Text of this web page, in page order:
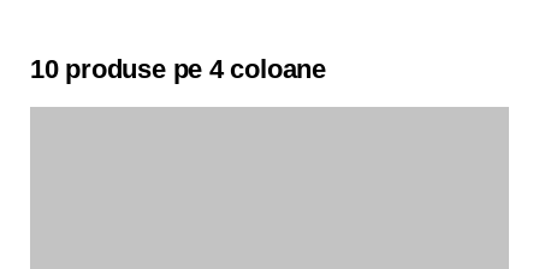
10 produse pe 4 coloane